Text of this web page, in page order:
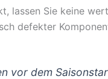
lassen Sie keine
defekter
vor dem